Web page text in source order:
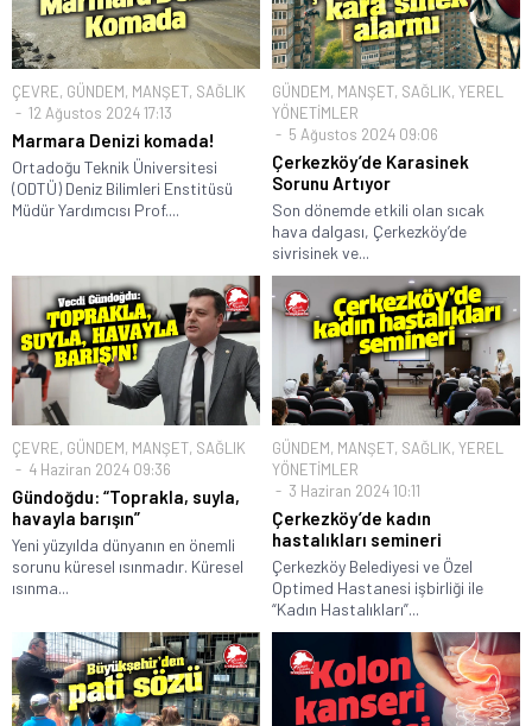
ÇEVRE, GÜNDEM, MANŞET, SAĞLIK
12 Ağustos 2024 17:13
Marmara Denizi komada!
Ortadoğu Teknik Üniversitesi
(ODTÜ) Deniz Bilimleri Enstitüsü
Müdür Yardımcısı Prof....
GÜNDEM, MANŞET, SAĞLIK, YEREL
YÖNETİMLER
5 Ağustos 2024 09:06
Çerkezköy’de Karasinek
Sorunu Artıyor
Son dönemde etkili olan sıcak
hava dalgası, Çerkezköy’de
sivrisinek ve...
ÇEVRE, GÜNDEM, MANŞET, SAĞLIK
4 Haziran 2024 09:36
Gündoğdu: “Toprakla, suyla,
havayla barışın”
Yeni yüzyılda dünyanın en önemli
sorunu küresel ısınmadır. Küresel
ısınma...
GÜNDEM, MANŞET, SAĞLIK, YEREL
YÖNETİMLER
3 Haziran 2024 10:11
Çerkezköy’de kadın
hastalıkları semineri
Çerkezköy Belediyesi ve Özel
Optimed Hastanesi işbirliği ile
“Kadın Hastalıkları”...